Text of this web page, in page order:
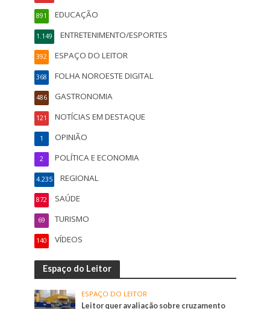
EDUCAÇÃO
891
ENTRETENIMENTO/ESPORTES
1.149
ESPAÇO DO LEITOR
392
FOLHA NOROESTE DIGITAL
368
GASTRONOMIA
486
NOTÍCIAS EM DESTAQUE
121
OPINIÃO
1
POLÍTICA E ECONOMIA
2
REGIONAL
4.235
SAÚDE
872
TURISMO
69
VÍDEOS
140
Espaço do Leitor
ESPAÇO DO LEITOR
Leitor quer avaliação sobre cruzamento